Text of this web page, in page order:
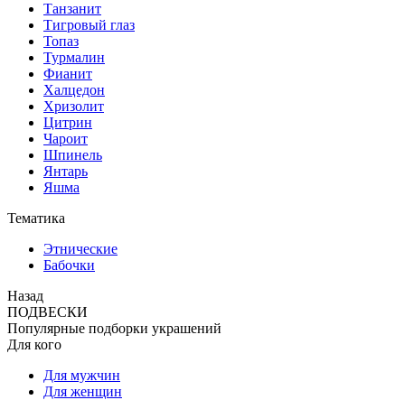
Танзанит
Тигровый глаз
Топаз
Турмалин
Фианит
Халцедон
Хризолит
Цитрин
Чароит
Шпинель
Янтарь
Яшма
Тематика
Этнические
Бабочки
Назад
ПОДВЕСКИ
Популярные подборки украшений
Для кого
Для мужчин
Для женщин